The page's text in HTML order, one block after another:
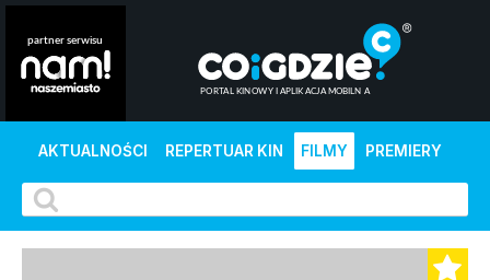
AKTUALNOŚCI REPERTUAR KIN FILMY PREMIERY